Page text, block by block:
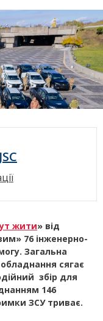
жити» від
76 інженерно-
Загальна
сягає
збір для
146
ЗСУ триває.